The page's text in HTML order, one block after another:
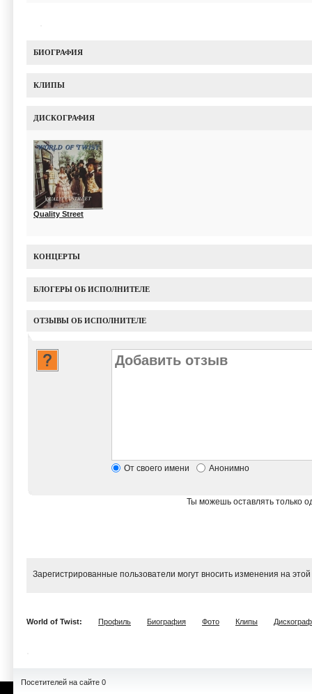
БИОГРАФИЯ
КЛИПЫ
ДИСКОГРАФИЯ
Quality Street
КОНЦЕРТЫ
БЛОГЕРЫ ОБ ИСПОЛНИТЕЛЕ
ОТЗЫВЫ ОБ ИСПОЛНИТЕЛЕ
От своего имени Анонимно
Ты можешь оставлять только
Зарегистрированные пользователи могут вносить изменения на
World of Twist: Профиль Биография Фото Клипы
Посетителей на сайте 0